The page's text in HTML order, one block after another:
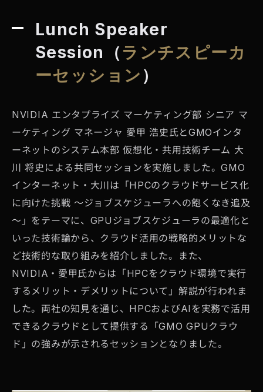
Lunch Speaker
Session
（ランチスピーカ
ーセッション ）
NVIDIA エンタプライズ マーケティング部 シニア マ
ーケティング マネージャ 愛甲 浩史氏とGMOインタ
ーネットのシステム本部 仮想化・共用技術チーム 大
川 将史による共同セッションを実施しました。GMO
インターネット・大川は「HPCのクラウドサービス化
に向けた挑戦 ～ジョブスケジューラへの飽くなき追及
～」をテーマに、GPUジョブスケジューラの最適化と
いった技術論から、クラウド活用の戦略的メリットな
ど技術的な取り組みを紹介しました。また、
NVIDIA・愛甲氏からは「HPCをクラウド環境で実行
するメリット・デメリットについて」解説が行われま
した。両社の知見を通じ、HPCおよびAIを実務で活用
できるクラウドとして提供する「GMO GPUクラウ
ド」の強みが示されるセッションとなりました。